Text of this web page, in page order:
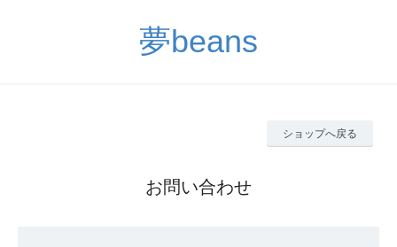
夢beans
ショップへ戻る
お問い合わせ